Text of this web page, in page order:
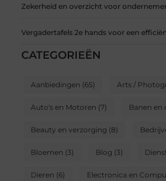
Zekerheid en overzicht voor
Vergadertafels 2e hands voor een
CATEGORIEËN
Aanbiedingen (65) Arts /
Auto's en Motoren (7) Banen en
Beauty en verzorging (8)
Bloemen (3) Blog (3)
Dieren (6) Electronica en